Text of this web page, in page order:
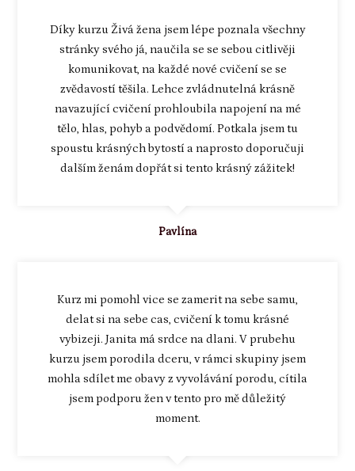
Díky kurzu Živá žena jsem lépe poznala všechny
stránky svého já, naučila se se sebou citlivěji
komunikovat, na každé nové cvičení se se
zvědavostí těšila. Lehce zvládnutelná krásně
navazující cvičení prohloubila napojení na mé
tělo, hlas, pohyb a podvědomí. Potkala jsem tu
spoustu krásných bytostí a naprosto doporučuji
dalším ženám dopřát si tento krásný zážitek!
Pavlína
Kurz mi pomohl vice se zamerit na sebe samu,
delat si na sebe cas, cvičení k tomu krásné
vybizeji. Janita má srdce na dlani. V prubehu
kurzu jsem porodila dceru, v rámci skupiny jsem
mohla sdílet me obavy z vyvolávání porodu, cítila
jsem podporu žen v tento pro mě důležitý
moment.